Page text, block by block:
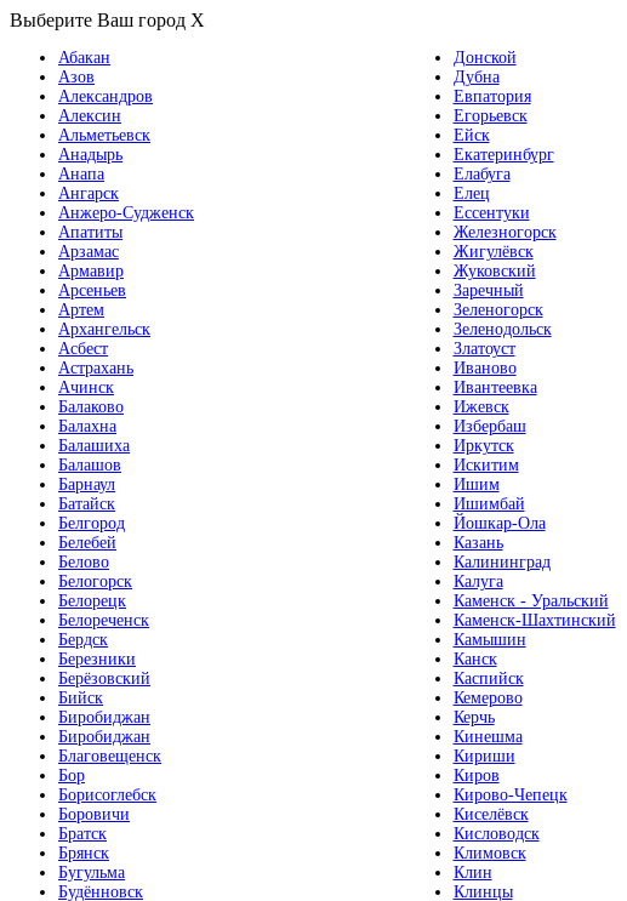
Выберите Ваш город X
Абакан
Азов
Александров
Алексин
Альметьевск
Анадырь
Анапа
Ангарск
Анжеро-Судженск
Апатиты
Арзамас
Армавир
Арсеньев
Артем
Архангельск
Асбест
Астрахань
Ачинск
Балаково
Балахна
Балашиха
Балашов
Барнаул
Батайск
Белгород
Белебей
Белово
Белогорск
Белорецк
Белореченск
Бердск
Березники
Берёзовский
Бийск
Биробиджан
Биробиджан
Благовещенск
Бор
Борисоглебск
Боровичи
Братск
Брянск
Бугульма
Будённовск
Донской
Дубна
Евпатория
Егорьевск
Ейск
Екатеринбург
Елабуга
Елец
Ессентуки
Железногорск
Жигулёвск
Жуковский
Заречный
Зеленогорск
Зеленодольск
Златоуст
Иваново
Ивантеевка
Ижевск
Избербаш
Иркутск
Искитим
Ишим
Ишимбай
Йошкар-Ола
Казань
Калининград
Калуга
Каменск - Уральский
Каменск-Шахтинский
Камышин
Канск
Каспийск
Кемерово
Керчь
Кинешма
Кириши
Киров
Кирово-Чепецк
Киселёвск
Кисловодск
Климовск
Клин
Клинцы